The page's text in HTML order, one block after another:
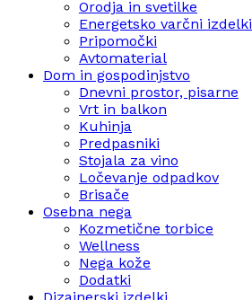
Orodja in svetilke
Energetsko varčni izdelki
Pripomočki
Avtomaterial
Dom in gospodinjstvo
Dnevni prostor, pisarne
Vrt in balkon
Kuhinja
Predpasniki
Stojala za vino
Ločevanje odpadkov
Brisače
Osebna nega
Kozmetične torbice
Wellness
Nega kože
Dodatki